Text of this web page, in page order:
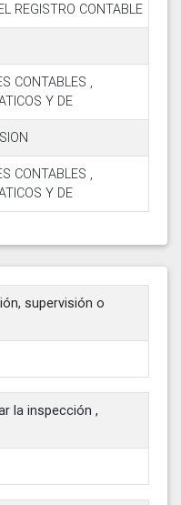
REGISTRO CONTABLE
CONTABLES ,
Y DE
CONTABLES ,
Y DE
supervisión o
la inspección ,